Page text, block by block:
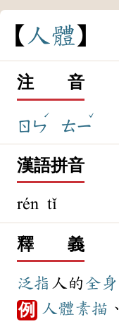
人體
注 音
ㄖㄣ
ˊ
ㄊㄧ
ˇ
漢語拼音
rén tǐ
釋 義
泛指 人的 全身
例 人體素描 、